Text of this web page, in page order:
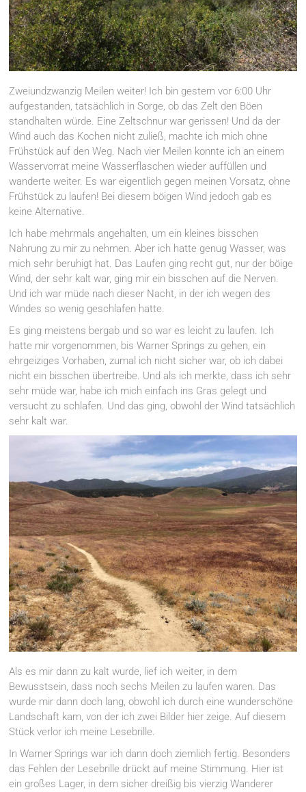
Zweiundzwanzig Meilen weiter! Ich bin gestern vor 6:00 Uhr
aufgestanden, tatsächlich in Sorge, ob das Zelt den Böen
standhalten würde. Eine Zeltschnur war gerissen! Und da der
Wind auch das Kochen nicht zuließ, machte ich mich ohne
Frühstück auf den Weg. Nach vier Meilen konnte ich an einem
Wasservorrat meine Wasserflaschen wieder auffüllen und
wanderte weiter. Es war eigentlich gegen meinen Vorsatz, ohne
Frühstück zu laufen! Bei diesem böigen Wind jedoch gab es
keine Alternative.
Ich habe mehrmals angehalten, um ein kleines bisschen
Nahrung zu mir zu nehmen. Aber ich hatte genug Wasser, was
mich sehr beruhigt hat. Das Laufen ging recht gut, nur der böige
Wind, der sehr kalt war, ging mir ein bisschen auf die Nerven.
Und ich war müde nach dieser Nacht, in der ich wegen des
Windes so wenig geschlafen hatte.
Es ging meistens bergab und so war es leicht zu laufen. Ich
hatte mir vorgenommen, bis Warner Springs zu gehen, ein
ehrgeiziges Vorhaben, zumal ich nicht sicher war, ob ich dabei
nicht ein bisschen übertreibe. Und als ich merkte, dass ich sehr
sehr müde war, habe ich mich einfach ins Gras gelegt und
versucht zu schlafen. Und das ging, obwohl der Wind tatsächlich
sehr kalt war.
Als es mir dann zu kalt wurde, lief ich weiter, in dem
Bewusstsein, dass noch sechs Meilen zu laufen waren. Das
wurde mir dann doch lang, obwohl ich durch eine wunderschöne
Landschaft kam, von der ich zwei Bilder hier zeige. Auf diesem
Stück verlor ich meine Lesebrille.
In Warner Springs war ich dann doch ziemlich fertig. Besonders
das Fehlen der Lesebrille drückt auf meine Stimmung. Hier ist
ein großes Lager, in dem sicher dreißig bis vierzig Wanderer